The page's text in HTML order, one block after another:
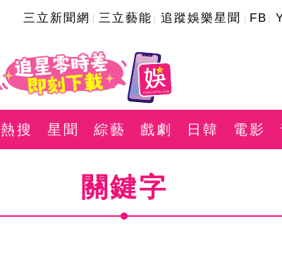
三立新聞網 三立藝能 追蹤娛樂星聞 FB
熱搜 星聞 綜藝 戲劇 日韓 電影
關鍵字